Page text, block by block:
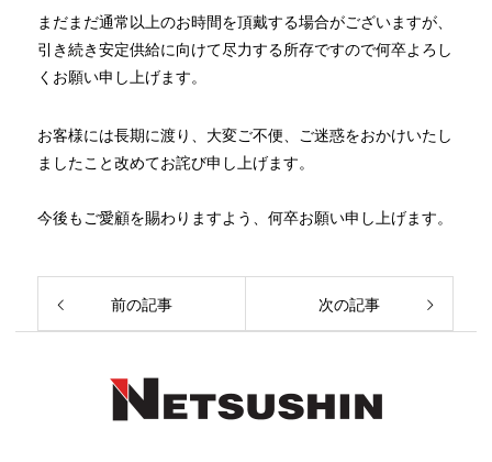
まだまだ通常以上のお時間を頂戴する場合がございますが、
引き続き安定供給に向けて尽力する所存ですので何卒よろし
くお願い申し上げます。
お客様には長期に渡り、大変ご不便、ご迷惑をおかけいたし
ましたこと改めてお詫び申し上げます。
今後もご愛顧を賜わりますよう、何卒お願い申し上げます。
前の記事 次の記事